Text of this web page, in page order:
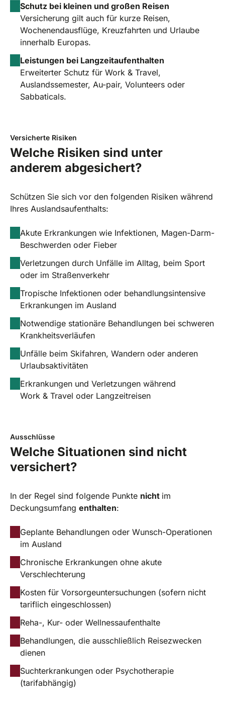
Schutz bei kleinen und großen Reisen
Versicherung gilt auch für kurze Reisen,
Wochenendausflüge, Kreuzfahrten und Urlaube
innerhalb Europas.
Leistungen bei Langzeitaufenthalten
Erweiterter Schutz für Work & Travel,
Auslandssemester, Au-pair, Volunteers oder
Sabbaticals.
Versicherte Risiken
Welche Risiken sind unter
anderem abgesichert?
Schützen Sie sich vor den folgenden Risiken während
Ihres Auslandsaufenthalts:
Akute Erkrankungen wie Infektionen, Magen-Darm-
Beschwerden oder Fieber
Verletzungen durch Unfälle im Alltag, beim Sport
oder im Straßenverkehr
Tropische Infektionen oder behandlungsintensive
Erkrankungen im Ausland
Notwendige stationäre Behandlungen bei schweren
Krankheitsverläufen
Unfälle beim Skifahren, Wandern oder anderen
Urlaubsaktivitäten
Erkrankungen und Verletzungen während
Work & Travel oder Langzeitreisen
Ausschlüsse
Welche Situationen sind nicht
versichert?
In der Regel sind folgende Punkte nicht im
Deckungsumfang enthalten:
Geplante Behandlungen oder Wunsch-Operationen
im Ausland
Chronische Erkrankungen ohne akute
Verschlechterung
Kosten für Vorsorgeuntersuchungen (sofern nicht
tariflich eingeschlossen)
Reha-, Kur- oder Wellnessaufenthalte
Behandlungen, die ausschließlich Reisezwecken
dienen
Suchterkrankungen oder Psychotherapie
(tarifabhängig)